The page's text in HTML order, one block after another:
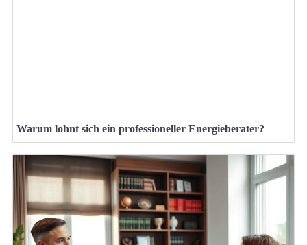
Warum lohnt sich ein professioneller Energieberater?